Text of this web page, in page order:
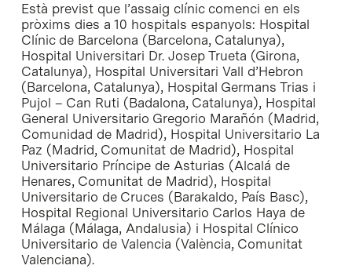
Està previst que l’assaig clínic comenci en els
pròxims dies a 10 hospitals espanyols: Hospital
Clínic de Barcelona (Barcelona, Catalunya),
Hospital Universitari Dr. Josep Trueta (Girona,
Catalunya), Hospital Universitari Vall d’Hebron
(Barcelona, Catalunya), Hospital Germans Trias i
Pujol – Can Ruti (Badalona, Catalunya), Hospital
General Universitario Gregorio Marañón (Madrid,
Comunidad de Madrid), Hospital Universitario La
Paz (Madrid, Comunitat de Madrid), Hospital
Universitario Príncipe de Asturias (Alcalá de
Henares, Comunitat de Madrid), Hospital
Universitario de Cruces (Barakaldo, País Basc),
Hospital Regional Universitario Carlos Haya de
Málaga (Málaga, Andalusia) i Hospital Clínico
Universitario de Valencia (València, Comunitat
Valenciana).